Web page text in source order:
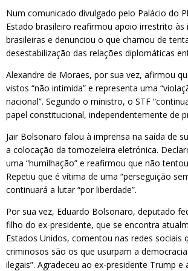
Num comunicado divulgado pelo Palácio do
Estado brasileiro reafirmou apoio irrestrito às
brasileiras e denunciou o que chamou de
desestabilização das relações diplomáticas
Alexandre de Moraes, por sua vez, afirmou
vistos “não intimida” e representa uma
nacional”. Segundo o ministro, o STF
papel constitucional, independentemente de
Jair Bolsonaro falou à imprensa na saída de
a colocação da tornozeleira eletrónica.
uma “humilhação” e reafirmou que não
Repetiu que é vítima de uma “perseguição
continuará a lutar “por liberdade”.
Por sua vez, Eduardo Bolsonaro, deputado
filho do ex-presidente, que se encontra
Estados Unidos, comentou nas redes sociais
criminosos são os que usurpam a
ilegais”. Agradeceu ao ex-presidente Trump e